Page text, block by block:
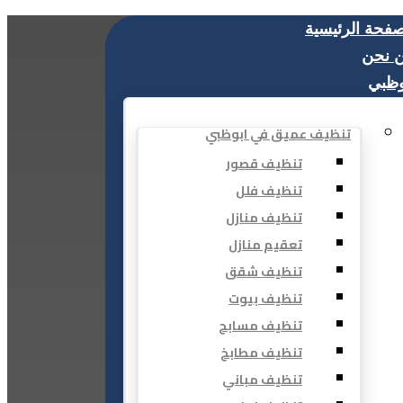
الرئيسية
نحن
تنظيف عميق في ابوظبي
تنظيف قصور
تنظيف فلل
تنظيف منازل
تعقيم منازل
تنظيف شقق
تنظيف بيوت
تنظيف مسابح
تنظيف مطابخ
تنظيف مباني